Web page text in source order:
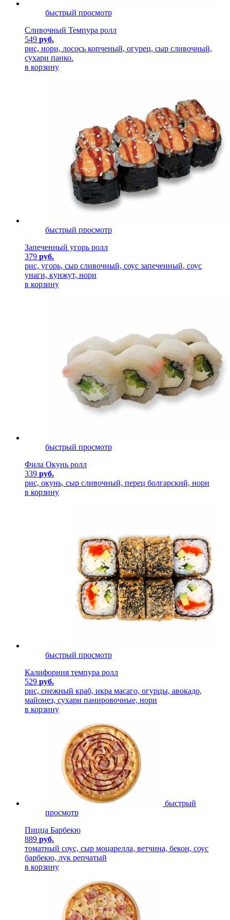
быстрый просмотр
Сливочный Темпура ролл
549 руб.
рис, нори, лосось копченый, огурец, сыр сливочный,
сухари панко.
в корзину
быстрый просмотр
Запеченный угорь ролл
379 руб.
рис, угорь, сыр сливочный, соус запеченный, соус
унаги, кунжут, нори
в корзину
быстрый просмотр
Фила Окунь ролл
339 руб.
рис, окунь, сыр сливочный, перец болгарский, нори
в корзину
быстрый просмотр
Калифорния темпура ролл
529 руб.
рис, снежный краб, икра масаго, огурцы, авокадо,
майонез, сухари панировочные, нори
в корзину
быстрый
просмотр
Пицца Барбекю
889 руб.
томатный соус, сыр моцарелла, ветчина, бекон, соус
барбекю, лук репчатый
в корзину